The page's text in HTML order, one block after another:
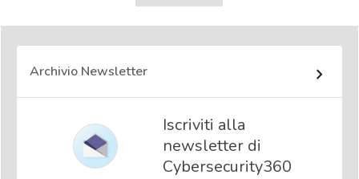
Archivio Newsletter
Iscriviti alla
newsletter di
Cybersecurity360